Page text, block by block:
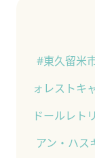
#東久留米
ォレストキ
ドールレト
アン・ハス